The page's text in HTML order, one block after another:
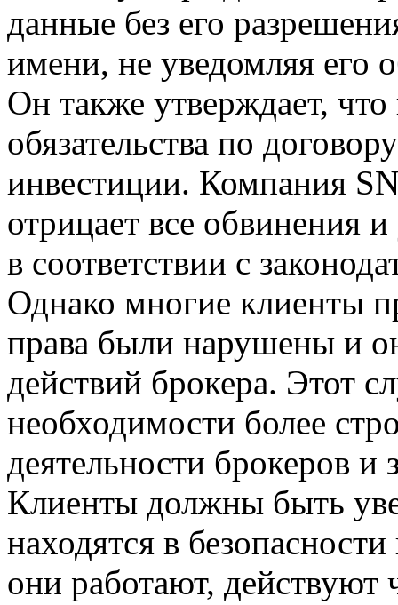
данные без его
имени, не уведомляя его
Он также утверждает,
обязательства по
инвестиции. Компания
отрицает все обвинения
в соответствии с
Однако многие клиенты
права были нарушены и
действий брокера. Этот
необходимости более
деятельности брокеров и
Клиенты должны быть
находятся в
они работают, действуют